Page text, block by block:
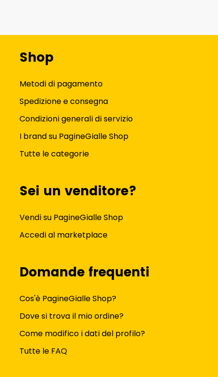
Shop
Metodi di pagamento
Spedizione e consegna
Condizioni generali di servizio
I brand su PagineGialle Shop
Tutte le categorie
Sei un venditore?
Vendi su PagineGialle Shop
Accedi al marketplace
Domande frequenti
Cos'è PagineGialle Shop?
Dove si trova il mio ordine?
Come modifico i dati del profilo?
Tutte le FAQ